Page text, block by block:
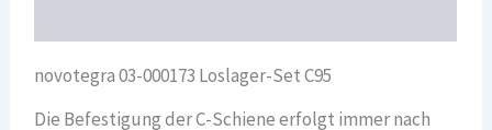
novotegra 03-000173 Loslager-Set C95
Die Befestigung der C-Schiene erfolgt immer nach